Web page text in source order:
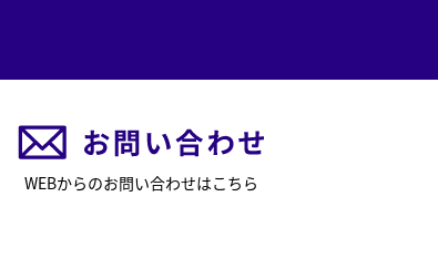
WEBからのお問い合わせはこちら